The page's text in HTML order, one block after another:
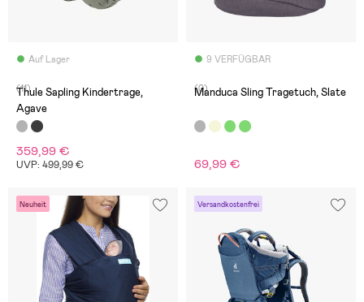
Auf Lager
(11)
Thule Sapling Kindertrage,
Agave
359,99 €
UVP: 499,99 €
9 VERFÜGBAR
(0)
Manduca Sling Tragetuch, Slate
69,99 €
Neuheit Versandkostenfrei